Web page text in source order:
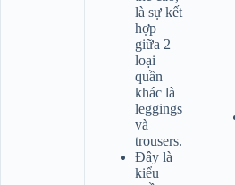
là sự kết
hợp
giữa 2
loại
quần
khác là
leggings
và
trousers.
Đây là
kiểu